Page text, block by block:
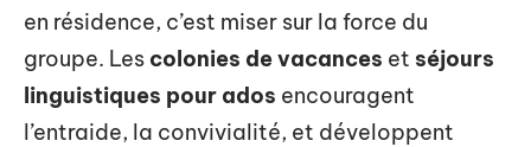
en résidence, c’est miser sur la force du
groupe. Les colonies de vacances et séjours
linguistiques pour ados encouragent
l’entraide, la convivialité, et développent